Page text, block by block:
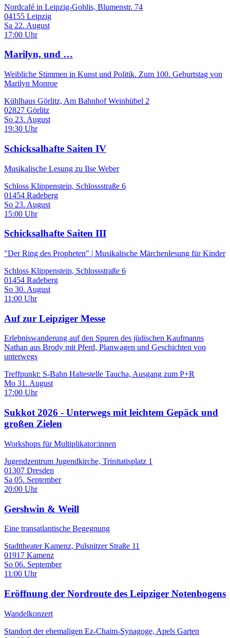
Nordcafé in Leipzig-Gohlis, Blumenstr. 74
04155 Leipzig
Sa 22. August
17:00 Uhr
Marilyn, und …
Weibliche Stimmen in Kunst und Politik. Zum 100. Geburtstag von
Marilyn Monroe
Kühlhaus Görlitz, Am Bahnhof Weinhübel 2
02827 Görlitz
So 23. August
19:30 Uhr
Schicksalhafte Saiten IV
Musikalische Lesung zu Ilse Weber
Schloss Klippenstein, Schlossstraße 6
01454 Radeberg
So 23. August
15:00 Uhr
Schicksalhafte Saiten III
"Der Ring des Propheten" | Musikalische Märchenlesung für Kinder
Schloss Klippenstein, Schlossstraße 6
01454 Radeberg
So 30. August
11:00 Uhr
Auf zur Leipziger Messe
Erlebniswanderung auf den Spuren des jüdischen Kaufmanns
Nathan aus Brody mit Pferd, Planwagen und Geschichten von
unterwegs
Treffpunkt: S-Bahn Haltestelle Taucha, Ausgang zum P+R
Mo 31. August
17:00 Uhr
Sukkot 2026 - Unterwegs mit leichtem Gepäck und
großen Zielen
Workshops für Multiplikator:innen
Jugendzentrum Jugendkirche, Trinitatisplatz 1
01307 Dresden
Sa 05. September
20:00 Uhr
Gershwin & Weill
Eine transatlantische Begegnung
Stadttheater Kamenz, Pulsnitzer Straße 11
01917 Kamenz
So 06. September
11:00 Uhr
Eröffnung der Nordroute des Leipziger Notenbogens
Wandelkonzert
Standort der ehemaligen Ez-Chaim-Synagoge, Apels Garten